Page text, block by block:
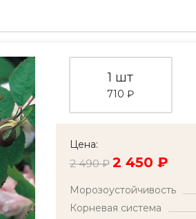
1 шт
710 ₽
Цена:
2 490 ₽ 2 450 ₽
Морозоустойчивость
Корневая система